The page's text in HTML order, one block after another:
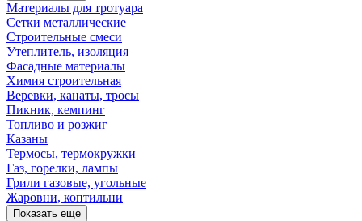
Материалы для тротуара
Сетки металлические
Строительные смеси
Утеплитель, изоляция
Фасадные материалы
Химия строительная
Веревки, канаты, тросы
Пикник, кемпинг
Топливо и розжиг
Казаны
Термосы, термокружки
Газ, горелки, лампы
Грили газовые, угольные
Жаровни, коптильни
Показать еще